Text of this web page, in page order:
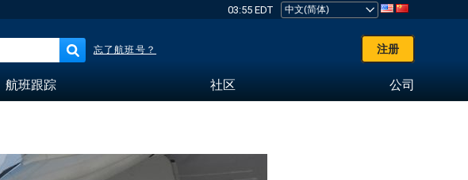
03:55 EDT
忘了航班号？ 注册
航班跟踪 社区 公司